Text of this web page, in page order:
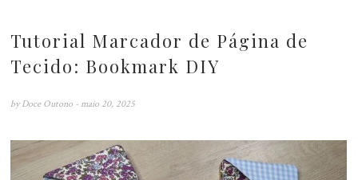
Tutorial Marcador de Página de
Tecido: Bookmark DIY
by Doce Outono - maio 20, 2025